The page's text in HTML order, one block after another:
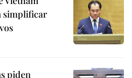
simplificar
piden